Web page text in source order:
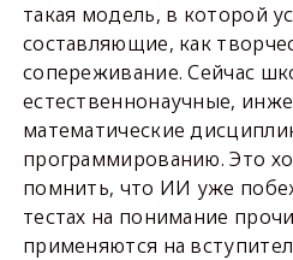
такая модель, в которой
составляющие, как
сопереживание. Сейчас
естественнонаучные,
математические
программированию. Это
помнить, что ИИ уже
тестах на понимание
применяются на